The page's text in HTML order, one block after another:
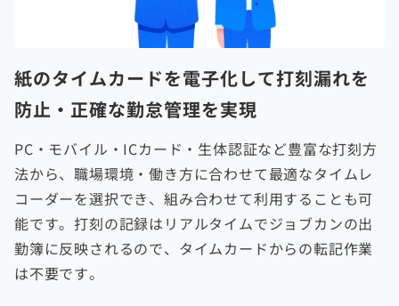
紙のタイムカードを電子化して打刻漏れを
防止・正確な勤怠管理を実現
PC・モバイル・ICカード・生体認証など豊富な打刻方
法から、職場環境・働き方に合わせて最適なタイムレ
コーダーを選択でき、組み合わせて利用することも可
能です。打刻の記録はリアルタイムでジョブカンの出
勤簿に反映されるので、タイムカードからの転記作業
は不要です。